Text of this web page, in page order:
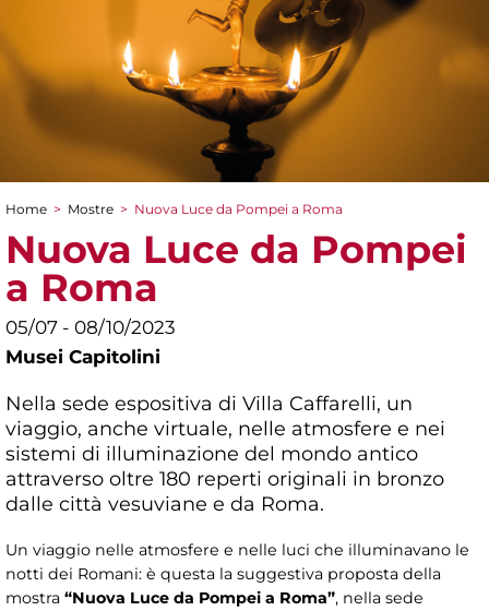
Tu sei qui
Home > Mostre > Nuova Luce da Pompei a Roma
Nuova Luce da Pompei
a Roma
05/07 - 08/10/2023
Musei Capitolini
Nella sede espositiva di Villa Caffarelli, un
viaggio, anche virtuale, nelle atmosfere e nei
sistemi di illuminazione del mondo antico
attraverso oltre 180 reperti originali in bronzo
dalle città vesuviane e da Roma.
Un viaggio nelle atmosfere e nelle luci che illuminavano le
notti dei Romani: è questa la suggestiva proposta della
mostra “Nuova Luce da Pompei a Roma”, nella sede